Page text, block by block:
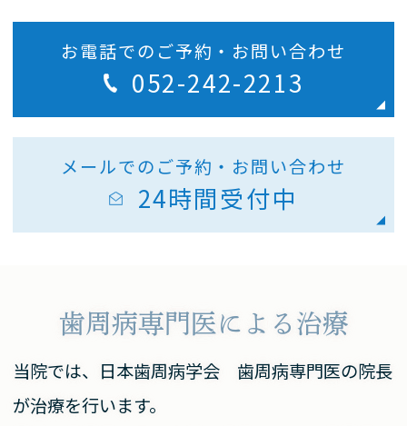
お電話でのご予約・お問い合わせ
052-242-2213
メールでのご予約・お問い合わせ
24時間受付中
歯周病専門医による治療
当院では、日本歯周病学会 歯周病専門医の院長
が治療を行います。